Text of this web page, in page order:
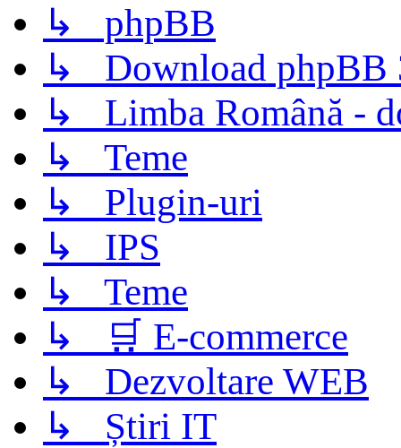
↳ phpBB
↳ Download phpBB
↳ Limba Română -
↳ Teme
↳ Plugin-uri
↳ IPS
↳ Teme
↳ 🛒 E-commerce
↳ Dezvoltare WEB
↳ Știri IT